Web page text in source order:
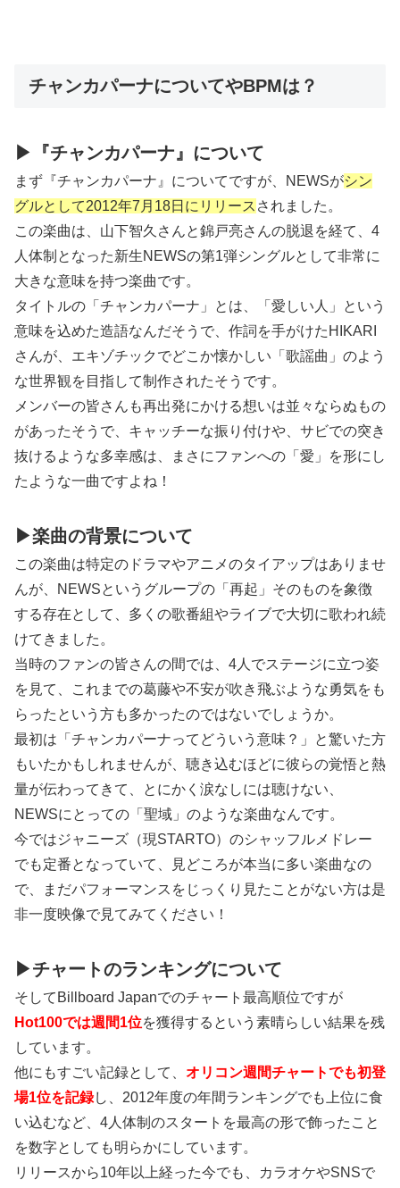
チャンカパーナについてやBPMは？
▶『チャンカパーナ』について
まず『チャンカパーナ』についてですが、NEWSがシン
グルとして2012年7月18日にリリース されました。
この楽曲は、山下智久さんと錦戸亮さんの脱退を経て、4
人体制となった新生NEWSの第1弾シングルとして非常に
大きな意味を持つ楽曲です。
タイトルの「チャンカパーナ」とは、「愛しい人」という
意味を込めた造語なんだそうで、作詞を手がけたHIKARI
さんが、エキゾチックでどこか懐かしい「歌謡曲」のよう
な世界観を目指して制作されたそうです。
メンバーの皆さんも再出発にかける想いは並々ならぬもの
があったそうで、キャッチーな振り付けや、サビでの突き
抜けるような多幸感は、まさにファンへの「愛」を形にし
たような一曲ですよね！
▶楽曲の背景について
この楽曲は特定のドラマやアニメのタイアップはありませ
んが、NEWSというグループの「再起」そのものを象徴
する存在として、多くの歌番組やライブで大切に歌われ続
けてきました。
当時のファンの皆さんの間では、4人でステージに立つ姿
を見て、これまでの葛藤や不安が吹き飛ぶような勇気をも
らったという方も多かったのではないでしょうか。
最初は「チャンカパーナってどういう意味？」と驚いた方
もいたかもしれませんが、聴き込むほどに彼らの覚悟と熱
量が伝わってきて、とにかく涙なしには聴けない、
NEWSにとっての「聖域」のような楽曲なんです。
今ではジャニーズ（現STARTO）のシャッフルメドレー
でも定番となっていて、見どころが本当に多い楽曲なの
で、まだパフォーマンスをじっくり見たことがない方は是
非一度映像で見てみてください！
▶チャートのランキングについて
そしてBillboard Japanでのチャート最高順位ですが
Hot100では週間1位を獲得するという素晴らしい結果を残
しています。
他にもすごい記録として、 オリコン週間チャートでも初登
場1位を記録し、2012年度の年間ランキングでも上位に食
い込むなど、4人体制のスタートを最高の形で飾ったこと
を数字としても明らかにしています。
リリースから10年以上経った今でも、カラオケやSNSで